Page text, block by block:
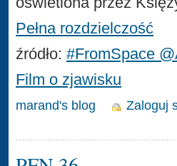
Pełna rozdzielczość
źródło: #FromSpace
Film o zjawisku
marand's blog Zaloguj